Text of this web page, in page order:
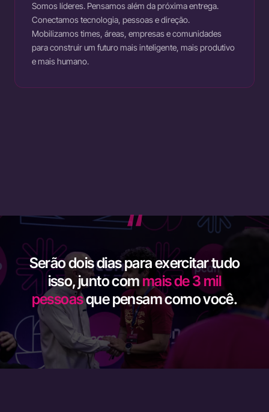
Somos líderes. Pensamos além da próxima entrega.
Conectamos tecnologia, pessoas e direção.
Mobilizamos times, áreas, empresas e comunidades
para construir um futuro mais inteligente, mais produtivo
e mais humano.
“
Serão dois dias para exercitar tudo
isso, junto com mais de 3 mil
pessoasque pensam como você.